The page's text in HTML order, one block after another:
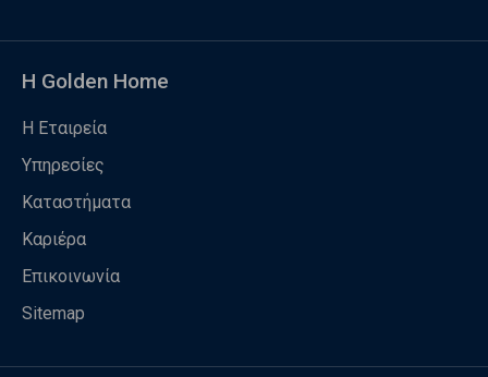
Η Golden Home
Η Εταιρεία
Υπηρεσίες
Καταστήματα
Καριέρα
Επικοινωνία
Sitemap